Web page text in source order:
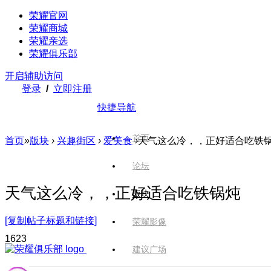
荣耀官网
荣耀商城
荣耀亲选
荣耀俱乐部
开启辅助访问
登录 / 立即注册
快捷导航
首页
论坛
版块
荣耀影像
建议广场
首页»版块 › 兴趣街区 › 爱美食 ›天气这么冷，，正好适合吃铁
天气这么冷，，正好适合吃铁锅炖
[复制帖子标题和链接]
1623